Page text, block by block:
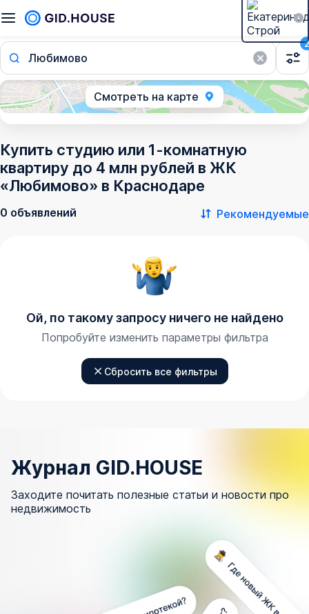
Любимово
2
Смотреть на карте
Купить студию или 1-комнатную
квартиру до 4 млн рублей в ЖК
«Любимово» в Краснодаре
0 объявлений Рекомендуемые
Ой, по такому запросу ничего не найдено
Попробуйте изменить параметры фильтра
Сбросить все фильтры
Журнал GID.HOUSE
Заходите почитать полезные статьи и новости про
недвижимость